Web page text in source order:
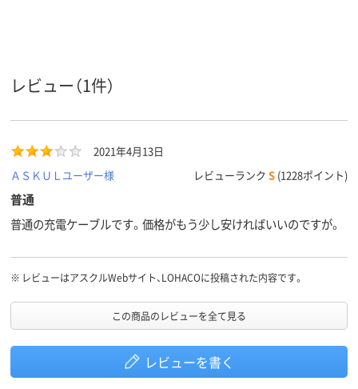
カラーグ
ループ
ホワイト系
45g
レビュー（1件）
2021年4月13日
ＡＳＫＵＬユーザー様
レビューランク S (1228ポイント)
普通
普通の充電ケーブルです。価格がもう少し安ければいいのですが。
※ レビューはアスクルWebサイト、LOHACOに投稿された内容です。
この商品のレビューを全て見る
レビューを書く